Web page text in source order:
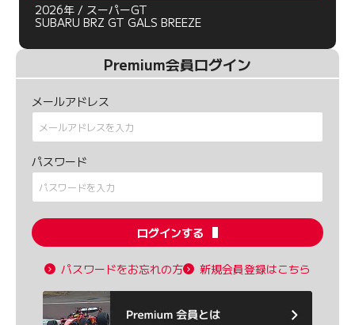
2026年 / スーパーGT
SUBARU BRZ GT GALS BREEZE
Premium会員ログイン
メールアドレス
パスワード
ログインする
パスワードをお忘れの方 新規会員登録はこちら